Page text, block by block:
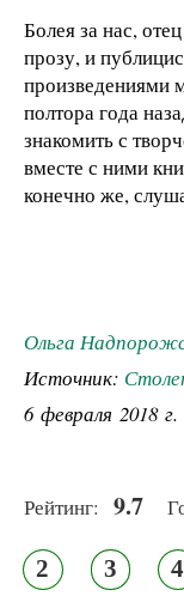
Болея за нас,
прозу, и
произведениями
полтора года
знакомить с
вместе с ними
конечно же,
Ольга
Источник:
6 февраля 2018 г.
Рейтинг: 9.7
2 3 4